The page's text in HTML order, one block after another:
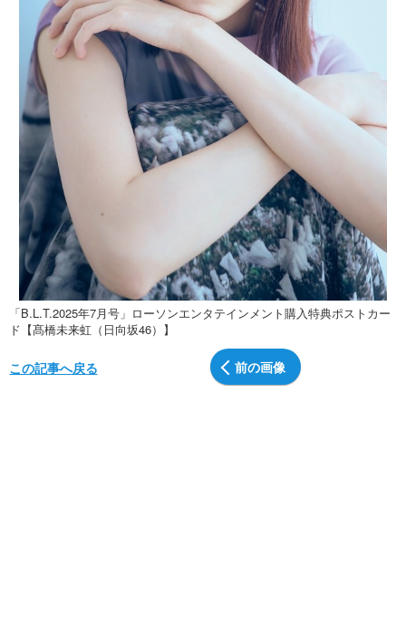
「B.L.T.2025年7月号」ローソンエンタテインメント購入特典ポストカー
ド【髙橋未来虹（日向坂46）】
前の画像
この記事へ戻る